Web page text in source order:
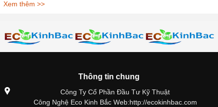
Xem thêm >>
Thông tin chung
Công Ty Cổ Phần Đầu Tư Kỹ Thuật
Công Nghệ Eco Kinh Bắc Web:http://ecokinhbac.com